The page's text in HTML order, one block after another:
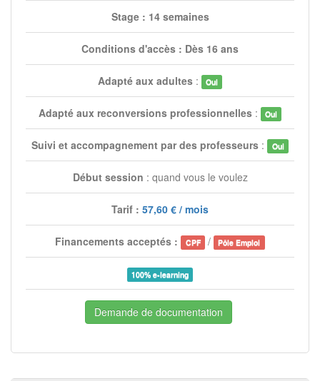
Stage : 14 semaines
Conditions d'accès : Dès 16 ans
Adapté aux adultes: Oui
Adapté aux reconversions professionnelles: Oui
Suivi et accompagnement par des professeurs : Oui
Début session : quand vous le voulez
Tarif : 57,60 € / mois
Financements acceptés : CPF / Pôle Emploi
100% e-learning
Demande de documentation